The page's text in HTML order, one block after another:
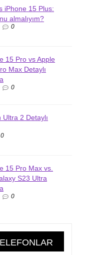
iPhone 15 Plus:
almalıyım?
0
15 Pro vs Apple
Max Detaylı
0
Ultra 2 Detaylı
0
15 Pro Max vs.
S23 Ultra
0